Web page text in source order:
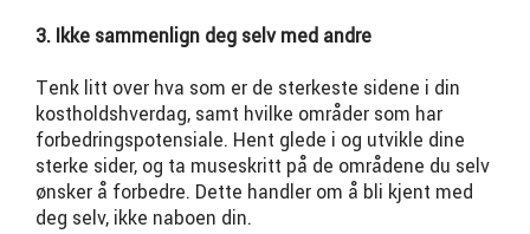
3. Ikke sammenlign deg selv med andre
Tenk litt over hva som er de sterkeste sidene i din
kostholdshverdag, samt hvilke områder som har
forbedringspotensiale. Hent glede i og utvikle dine
sterke sider, og ta museskritt på de områdene du selv
ønsker å forbedre. Dette handler om å bli kjent med
deg selv, ikke naboen din.